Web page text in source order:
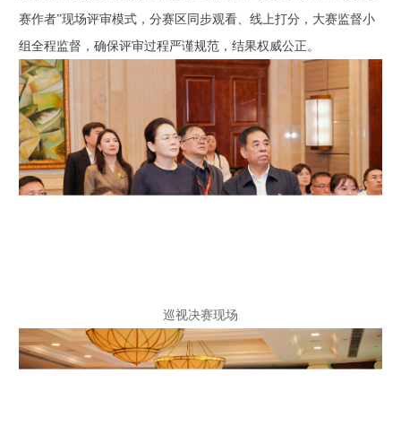
赛作者”现场评审模式，分赛区同步观看、线上打分，大赛监督小
组全程监督，确保评审过程严谨规范，结果权威公正。
巡视决赛现场